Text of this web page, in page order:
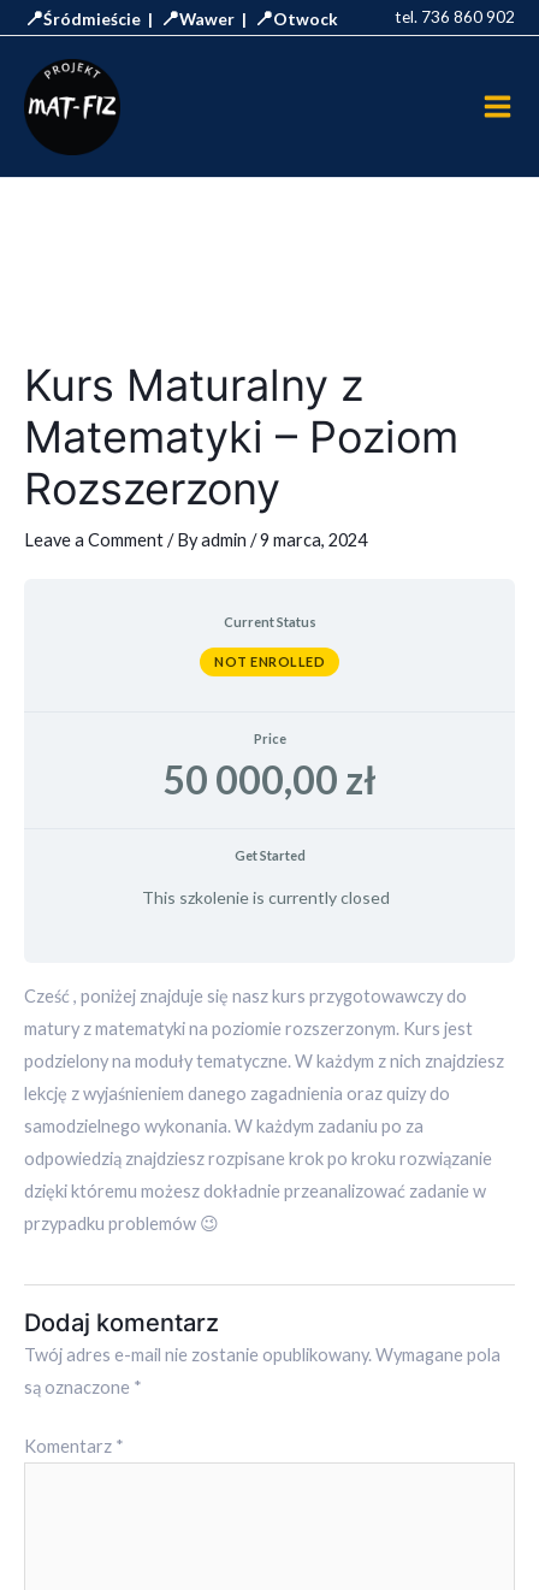
content
📍Śródmieście | 📍Wawer | 📍Otwock tel. 736 860 902
Kurs Maturalny z
Matematyki – Poziom
Rozszerzony
Leave a Comment/ Byadmin /9 marca, 2024
Current Status
NOT ENROLLED
Price
50 000,00 zł
Get Started
This szkolenie is currently closed
Cześć , poniżej znajduje się nasz kurs przygotowawczy do
matury z matematyki na poziomie rozszerzonym. Kurs jest
podzielony na moduły tematyczne. W każdym z nich znajdziesz
lekcję z wyjaśnieniem danego zagadnienia oraz quizy do
samodzielnego wykonania. W każdym zadaniu po za
odpowiedzią znajdziesz rozpisane krok po kroku rozwiązanie
dzięki któremu możesz dokładnie przeanalizować zadanie w
przypadku problemów 😉
Dodaj komentarz
Twój adres e-mail nie zostanie opublikowany.Wymagane pola
są oznaczone *
Komentarz *